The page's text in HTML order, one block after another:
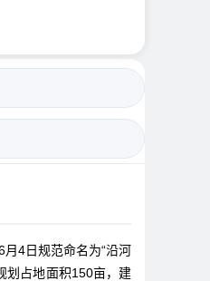
4日规范命名为“沿河
划占地面积150亩，建